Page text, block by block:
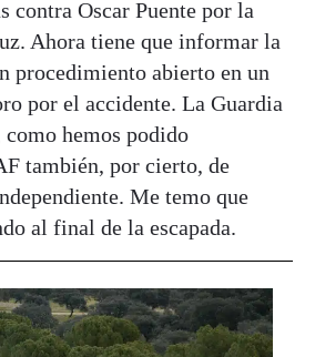
contra Oscar Puente por la
Ahora tiene que informar la
procedimiento abierto en un
por el accidente. La Guardia
hemos podido
también, por cierto, de
Me temo que
al final de la escapada.